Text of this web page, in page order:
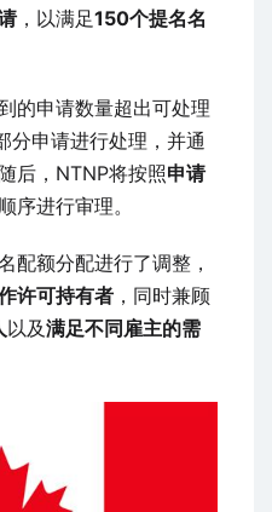
，以满足150个提名名
的申请数量超出可处理
分申请进行处理，并通
后，NTNP将按照申请
序进行审理。
配额分配进行了调整，
许可持有者 ，同时兼顾
以及满足不同雇主的需